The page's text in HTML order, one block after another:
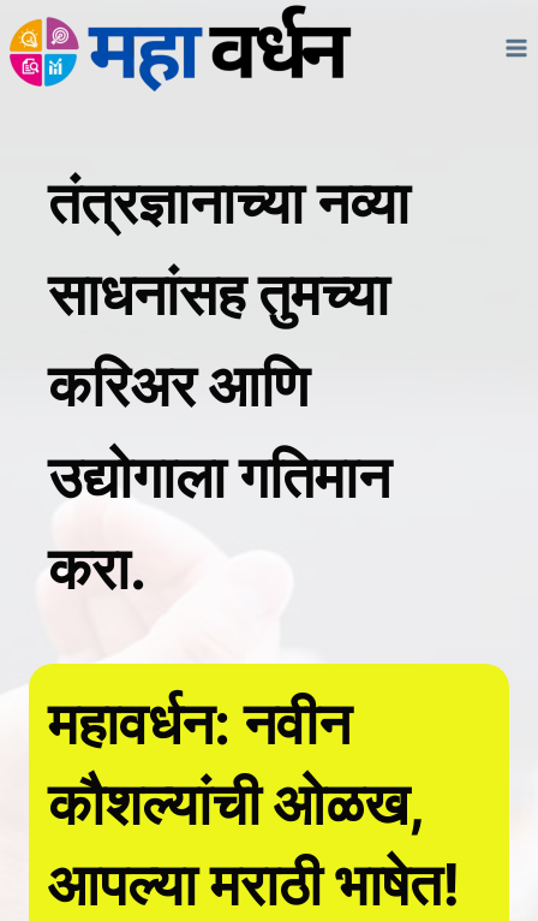
Skip
to
तंत्रज्ञानाच्या नव्या
साधनांसह तुमच्या
करिअर आणि
उद्योगाला गतिमान
करा.
महावर्धन: नवीन
कौशल्यांची ओळख,
आपल्या मराठी भाषेत!